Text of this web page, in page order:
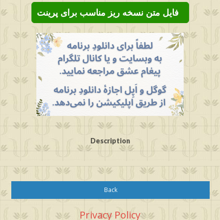
فایل متن نسخه ریز مناسب برای پرینت
Description
Back
Privacy Policy